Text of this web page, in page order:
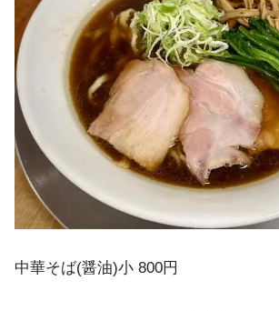
中華そば(醤油)小 800円